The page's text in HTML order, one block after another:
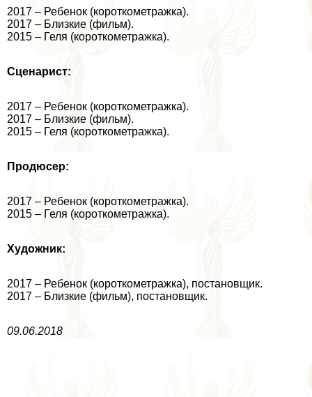
2017 – Ребенок (короткометражка).
2017 – Близкие (фильм).
2015 – Геля (короткометражка).
Сценарист:
2017 – Ребенок (короткометражка).
2017 – Близкие (фильм).
2015 – Геля (короткометражка).
Продюсер:
2017 – Ребенок (короткометражка).
2015 – Геля (короткометражка).
Художник:
2017 – Ребенок (короткометражка), постановщик.
2017 – Близкие (фильм), постановщик.
09.06.2018